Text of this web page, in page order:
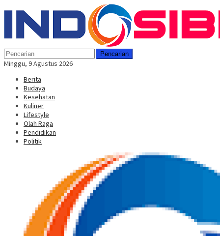
Pencarian
Minggu, 9 Agustus 2026
Berita
Budaya
Kesehatan
Kuliner
Lifestyle
Olah Raga
Pendidikan
Politik